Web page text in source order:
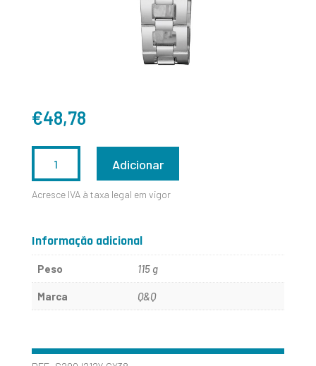
€48,78
DE
Adicionar
Acresce IVA à taxa legal em vigor
Informação adicional
Peso 115 g
Marca Q&Q